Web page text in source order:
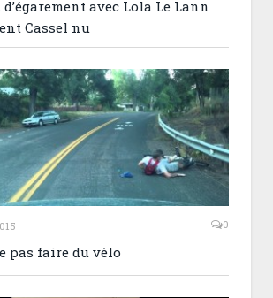
avec Lola Le Lann
Cassel nu
0
pas faire du vélo